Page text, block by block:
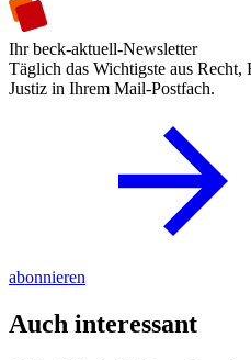
Ihr beck-aktuell-Newsletter
Täglich das Wichtigste aus
Justiz in Ihrem Mail-Postfach.
abonnieren
Auch interessant